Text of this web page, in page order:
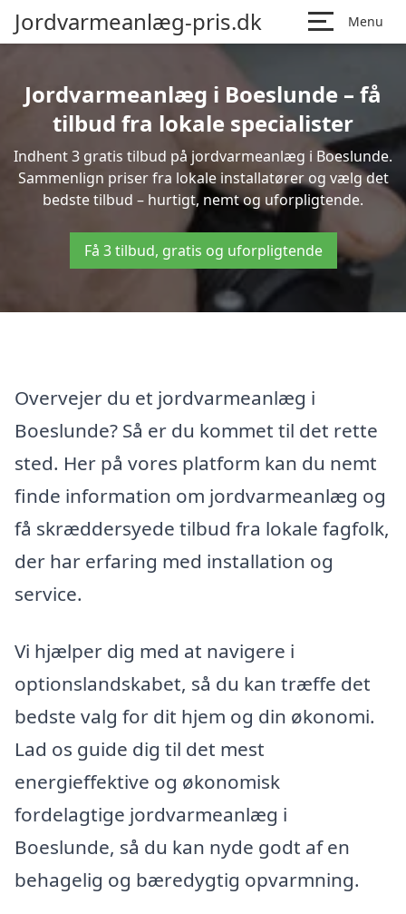
Jordvarmeanlæg-pris.dk Menu
Jordvarmeanlæg i Boeslunde – få
tilbud fra lokale specialister
Indhent 3 gratis tilbud på jordvarmeanlæg i Boeslunde.
Sammenlign priser fra lokale installatører og vælg det
bedste tilbud – hurtigt, nemt og uforpligtende.
Få 3 tilbud, gratis og uforpligtende
Overvejer du et jordvarmeanlæg i
Boeslunde? Så er du kommet til det rette
sted. Her på vores platform kan du nemt
finde information om jordvarmeanlæg og
få skræddersyede tilbud fra lokale fagfolk,
der har erfaring med installation og
service.
Vi hjælper dig med at navigere i
optionslandskabet, så du kan træffe det
bedste valg for dit hjem og din økonomi.
Lad os guide dig til det mest
energieffektive og økonomisk
fordelagtige jordvarmeanlæg i
Boeslunde, så du kan nyde godt af en
behagelig og bæredygtig opvarmning.